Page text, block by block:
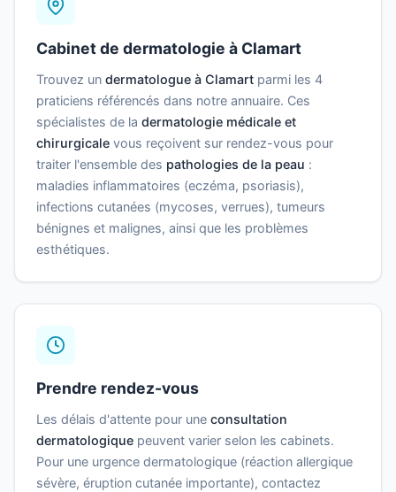
Cabinet de dermatologie à Clamart
Trouvez un dermatologue à Clamart parmi les 4
praticiens référencés dans notre annuaire. Ces
spécialistes de la dermatologie médicale et
chirurgicale vous reçoivent sur rendez-vous pour
traiter l'ensemble des pathologies de la peau :
maladies inflammatoires (eczéma, psoriasis),
infections cutanées (mycoses, verrues), tumeurs
bénignes et malignes, ainsi que les problèmes
esthétiques.
Prendre rendez-vous
Les délais d'attente pour une consultation
dermatologique peuvent varier selon les cabinets.
Pour une urgence dermatologique (réaction allergique
sévère, éruption cutanée importante), contactez